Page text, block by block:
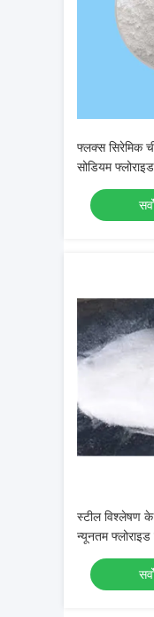
फ्लक्स सिरेमिक
सोडियम
स्टील विश्लेषण के
न्यूनतम फ्लोराइड